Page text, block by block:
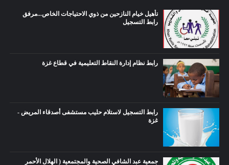
تأهيل خيام النازحين من ذوي الاحتياجات الخاص...مرفق
رابط التسجيل
رابط نظام إدارة النقاط التعليمية في قطاع غزة
رابط التسجيل لاستلام حليب مستشفى أصدقاء المريض -
غزة
جمعية عبد الشافي الصحية والمجتمعية ( الهلال الأحمر